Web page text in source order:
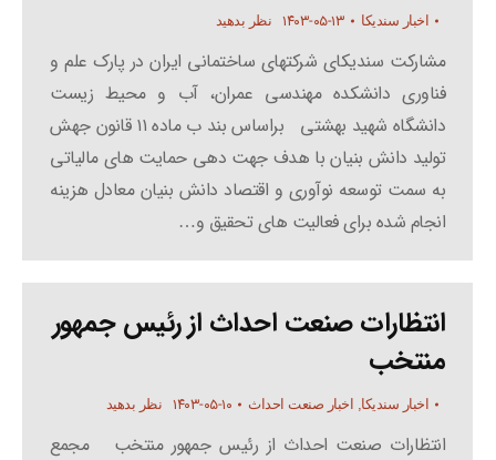
اخبار سندیکا ۱۴۰۳-۰۵-۱۳ نظر بدهید
مشارکت سندیکای شرکتهای ساختمانی ایران در پارک علم و
فناوری دانشکده مهندسی عمران، آب و محیط زیست
دانشگاه شهید بهشتی براساس بند ب ماده ۱۱ قانون جهش
تولید دانش بنیان با هدف جهت دهی حمایت های مالیاتی
به سمت توسعه نوآوری و اقتصاد دانش بنیان معادل هزینه
انجام شده برای فعالیت های تحقیق و…
انتظارات صنعت احداث از رئیس جمهور
منتخب
اخبار سندیکا, اخبار صنعت احداث ۱۴۰۳-۰۵-۱۰ نظر بدهید
انتظارات صنعت احداث از رئیس جمهور منتخب مجمع